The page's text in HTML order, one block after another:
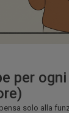
per
solo alla